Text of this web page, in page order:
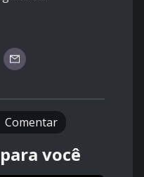
Comentar
você